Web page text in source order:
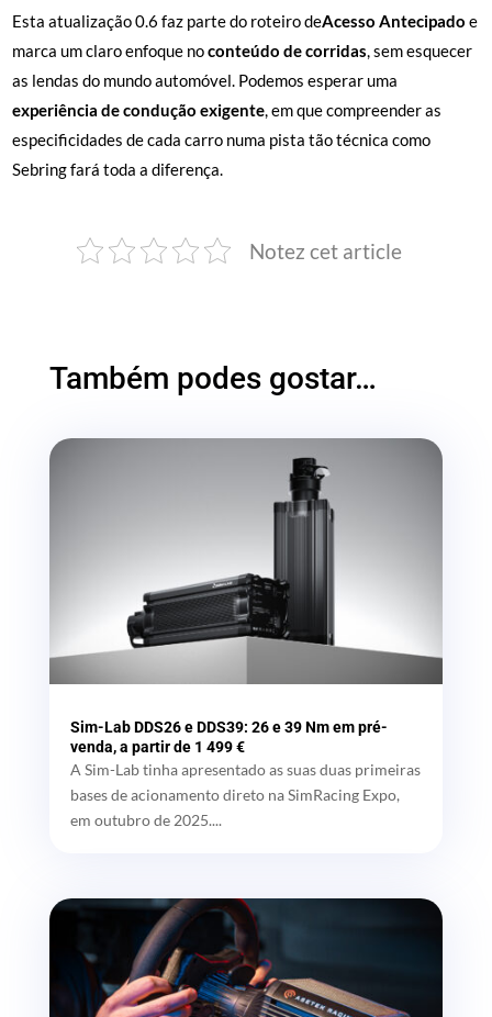
Esta atualização 0.6 faz parte do roteiro deAcesso Antecipado e
marca um claro enfoque noconteúdo de corridas, sem esquecer
as lendas do mundo automóvel. Podemos esperar uma
experiência de condução exigente, em que compreender as
especificidades de cada carro numa pista tão técnica como
Sebring fará toda a diferença.
Notez cet article
Também podes gostar…
Sim-Lab DDS26 e DDS39: 26 e 39 Nm em pré-
venda, a partir de 1 499 €
A Sim-Lab tinha apresentado as suas duas primeiras
bases de acionamento direto na SimRacing Expo,
em outubro de 2025....